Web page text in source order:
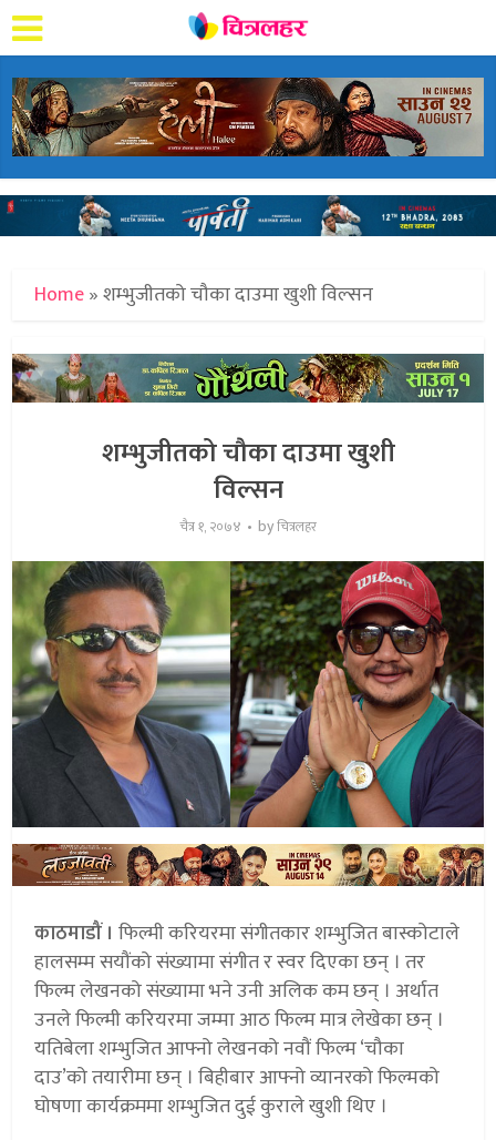
Home»शम्भुजीतको चौका दाउमा खुशी विल्सन
शम्भुजीतको चौका दाउमा खुशी
विल्सन
चैत्र १, २०७४ byचित्रलहर
काठमाडौं । फिल्मी करियरमा संगीतकार शम्भुजित बास्कोटाले
हालसम्म सयौंको संख्यामा संगीत र स्वर दिएका छन् । तर
फिल्म लेखनको संख्यामा भने उनी अलिक कम छन् । अर्थात
उनले फिल्मी करियरमा जम्मा आठ फिल्म मात्र लेखेका छन् ।
यतिबेला शम्भुजित आफ्नो लेखनको नवौं फिल्म ‘चौका
दाउ’को तयारीमा छन् । बिहीबार आफ्नो व्यानरको फिल्मको
घोषणा कार्यक्रममा शम्भुजित दुई कुराले खुशी थिए ।